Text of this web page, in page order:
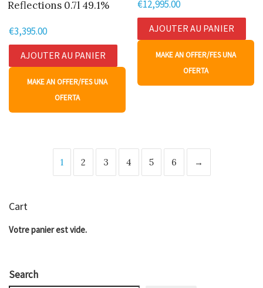
Reflections 0.7l 49.1%
€3,395.00
AJOUTER AU PANIER
MAKE AN OFFER/FES UNA
OFERTA
€12,995.00
AJOUTER AU PANIER
MAKE AN OFFER/FES UNA
OFERTA
1 2 3 4 5 6 →
Cart
Votre panier est vide.
Search